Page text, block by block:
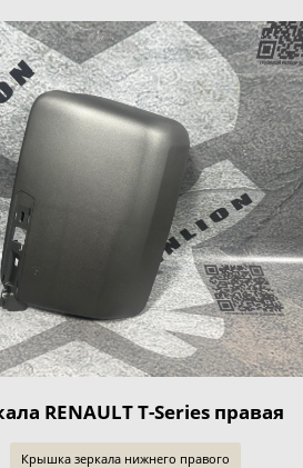
RENAULT T-Series правая
Крышка зеркала нижнего правого